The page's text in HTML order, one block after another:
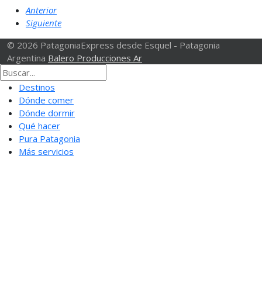
Anterior
Siguiente
© 2026 PatagoniaExpress desde Esquel - Patagonia
Argentina Balero Producciones Ar
Destinos
Dónde comer
Dónde dormir
Qué hacer
Pura Patagonia
Más servicios